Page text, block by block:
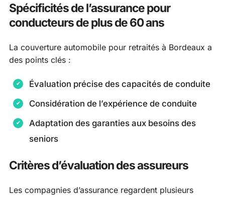
Spécificités de l’assurance pour
conducteurs de plus de 60 ans
La couverture automobile pour retraités à Bordeaux a
des points clés :
Évaluation précise des capacités de conduite
Considération de l’expérience de conduite
Adaptation des garanties aux besoins des
seniors
Critères d’évaluation des assureurs
Les compagnies d’assurance regardent plusieurs